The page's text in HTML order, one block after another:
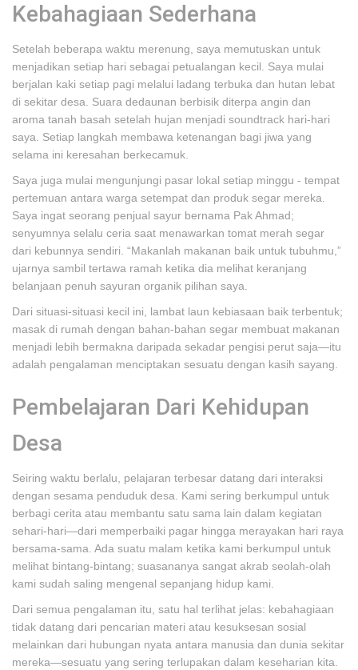
Kebahagiaan Sederhana
Setelah beberapa waktu merenung, saya memutuskan untuk
menjadikan setiap hari sebagai petualangan kecil. Saya mulai
berjalan kaki setiap pagi melalui ladang terbuka dan hutan lebat
di sekitar desa. Suara dedaunan berbisik diterpa angin dan
aroma tanah basah setelah hujan menjadi soundtrack hari-hari
saya. Setiap langkah membawa ketenangan bagi jiwa yang
selama ini keresahan berkecamuk.
Saya juga mulai mengunjungi pasar lokal setiap minggu - tempat
pertemuan antara warga setempat dan produk segar mereka.
Saya ingat seorang penjual sayur bernama Pak Ahmad;
senyumnya selalu ceria saat menawarkan tomat merah segar
dari kebunnya sendiri. “Makanlah makanan baik untuk tubuhmu,”
ujarnya sambil tertawa ramah ketika dia melihat keranjang
belanjaan penuh sayuran organik pilihan saya.
Dari situasi-situasi kecil ini, lambat laun kebiasaan baik terbentuk;
masak di rumah dengan bahan-bahan segar membuat makanan
menjadi lebih bermakna daripada sekadar pengisi perut saja—itu
adalah pengalaman menciptakan sesuatu dengan kasih sayang.
Pembelajaran Dari Kehidupan
Desa
Seiring waktu berlalu, pelajaran terbesar datang dari interaksi
dengan sesama penduduk desa. Kami sering berkumpul untuk
berbagi cerita atau membantu satu sama lain dalam kegiatan
sehari-hari—dari memperbaiki pagar hingga merayakan hari raya
bersama-sama. Ada suatu malam ketika kami berkumpul untuk
melihat bintang-bintang; suasananya sangat akrab seolah-olah
kami sudah saling mengenal sepanjang hidup kami.
Dari semua pengalaman itu, satu hal terlihat jelas: kebahagiaan
tidak datang dari pencarian materi atau kesuksesan sosial
melainkan dari hubungan nyata antara manusia dan dunia sekitar
mereka—sesuatu yang sering terlupakan dalam keseharian kita.